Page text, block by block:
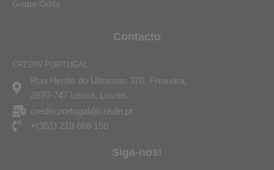
Grupo Orkla
Contacto
CREDIN PORTUGAL
Rua Heróis do Ultramar, 370, Freixeira,
2670-747 Lousa, Loures.
credin.portugal@credin.pt
+(351) 219 668 150
Siga-nos!